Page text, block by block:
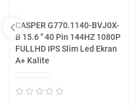
CASPER G770.1140-BVJ0X-
B 15.6 '' 40 Pin 144HZ 1080P
FULLHD IPS Slim Led Ekran
A+ Kalite